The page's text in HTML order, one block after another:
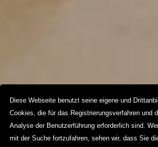
Diese Webseite benutzt seine eigene und
Cookies, die für das Registrierungsverfahren und
Analyse der Benutzerführung erforderlich sind.
mit der Suche fortzufahren, sehen wir, dass Sie